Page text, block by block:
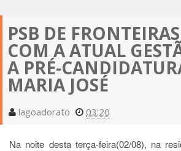
PSB DE
COM A ATUAL
A PRÉ-
MARIA JOSÉ
lagoadorato 03:20
Na noite desta terça-feira(02/08), na